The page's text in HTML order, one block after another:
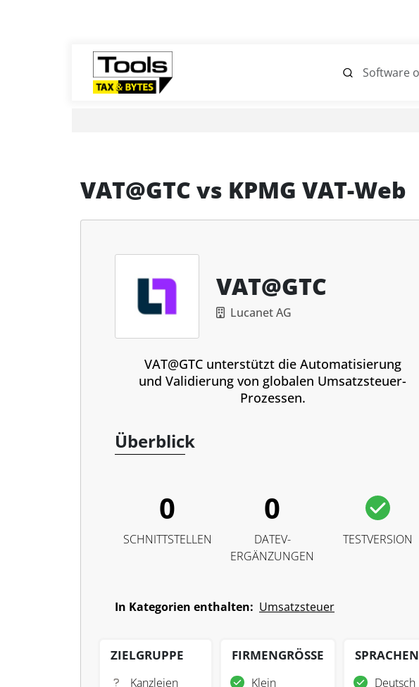
VAT@GTC vs KPMG VAT-Web
VAT@GTC
Lucanet AG
VAT@GTC unterstützt die Automatisierung
und Validierung von globalen Umsatzsteuer-
Prozessen.
Überblick
0
SCHNITTSTELLEN
0
DATEV-
ERGÄNZUNGEN
TESTVERSION
In Kategorien enthalten: Umsatzsteuer
ZIELGRUPPE
Kanzleien
FIRMENGRÖSSE
Klein
SPRACHEN
Deutsch